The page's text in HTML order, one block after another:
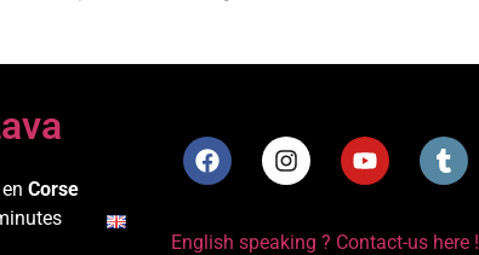
en Corse
English speaking ? Contact-us here !